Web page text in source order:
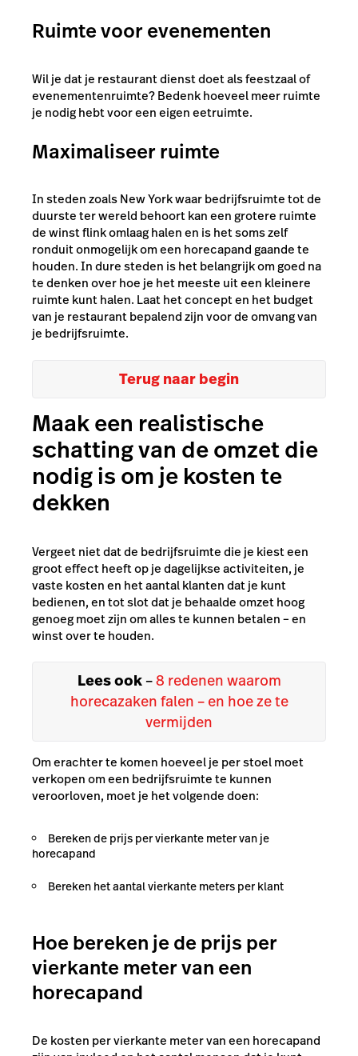
Ruimte voor evenementen
Wil je dat je restaurant dienst doet als feestzaal of
evenementenruimte? Bedenk hoeveel meer ruimte
je nodig hebt voor een eigen eetruimte.
Maximaliseer ruimte
In steden zoals New York waar bedrijfsruimte tot de
duurste ter wereld behoort kan een grotere ruimte
de winst flink omlaag halen en is het soms zelf
ronduit onmogelijk om een horecapand gaande te
houden. In dure steden is het belangrijk om goed na
te denken over hoe je het meeste uit een kleinere
ruimte kunt halen. Laat het concept en het budget
van je restaurant bepalend zijn voor de omvang van
je bedrijfsruimte.
Terug naar begin
Maak een realistische
schatting van de omzet die
nodig is om je kosten te
dekken
Vergeet niet dat de bedrijfsruimte die je kiest een
groot effect heeft op je dagelijkse activiteiten, je
vaste kosten en het aantal klanten dat je kunt
bedienen, en tot slot dat je behaalde omzet hoog
genoeg moet zijn om alles te kunnen betalen – en
winst over te houden.
Lees ook–8 redenen waarom
horecazaken falen – en hoe ze te
vermijden
Om erachter te komen hoeveel je per stoel moet
verkopen om een bedrijfsruimte te kunnen
veroorloven, moet je het volgende doen:
Bereken de prijs per vierkante meter van je
horecapand
Bereken het aantal vierkante meters per klant
Hoe bereken je de prijs per
vierkante meter van een
horecapand
De kosten per vierkante meter van een horecapand